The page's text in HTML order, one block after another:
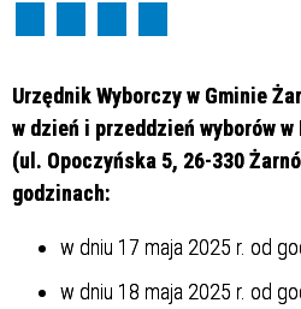
Urzędnik Wyborczy w Gminie
w dzień i przeddzień wyborów
(ul. Opoczyńska 5, 26-330
godzinach:
w dniu 17 maja 2025 r. od
w dniu 18 maja 2025 r. od